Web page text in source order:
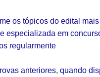
os tópicos do edital
especializada em
regularmente
anteriores, quando